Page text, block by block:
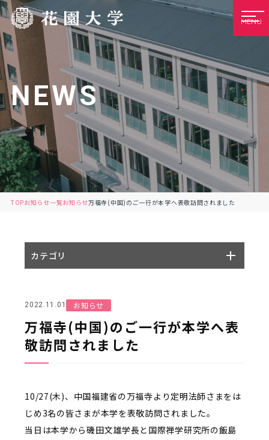
MENU
NEWS
TOPお知らせ一覧お知らせ万福寺(中国)のご一行が本学へ表敬訪問されました
2022.11.01 お知らせ
万福寺(中国)のご一行が本学へ表
敬訪問されました
10/27(木)、中国福建省の万福寺より定明法師さまをは
じめ3名の皆さまが本学を表敬訪問されました。
当日は本学から磯田文雄学長と国際禅学研究所の飯島
カテゴリ